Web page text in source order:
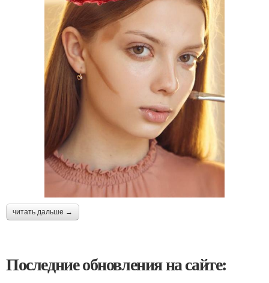
читать дальше →
Последние обновления на сайте: